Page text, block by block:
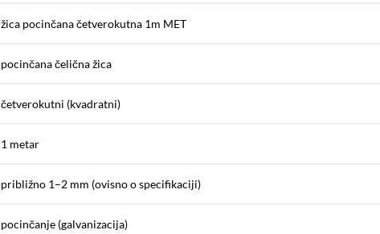
žica pocinčana četverokutna 1m MET
pocinčana čelična žica
četverokutni (kvadratni)
1 metar
približno 1–2 mm (ovisno o specifikaciji)
pocinčanje (galvanizacija)